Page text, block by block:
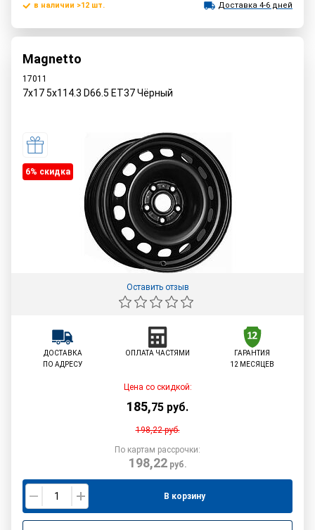
в наличии >12 шт. Доставка 4-6 дней
Magnetto
17011
7x17 5x114.3 D66.5 ET37 Чёрный
6% cкидка
Оставить отзыв
ДОСТАВКА
ПО АДРЕСУ
ОПЛАТА ЧАСТЯМИ
ГАРАНТИЯ
12 МЕСЯЦЕВ
Цена со скидкой:
185,75 руб.
198,22руб.
По картам рассрочки:
198,22руб.
В корзину